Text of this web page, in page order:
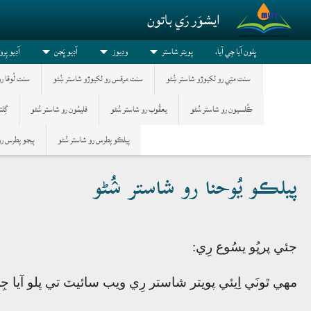
Skip to main content ايشوَر رَي باتون
ڀلون آيا جِي آيا، پویتر شاستر وڊيوز آڊيو ڀَجن آڊيو
سنت متِي رو لکيوڙو شاستر ښُڻو
سنت مرقس رو لکيوڙو شاستر ښُڻو سنت لُوقا
ڪُلسيون رو شاستر ݾُڻو
يعقُوب رو شاستر ݾُڻو فليمُون رو شاستر ݾُڻو
پيلڪو پطرس رو شاستر ݾُڻو
ٻيجو پطرس
پيلڪو يُوحنا رو شاستر ݾُڻو
جئي پرڀُو يسُوع رِي:
مھي ٿونَي اِيئي پويتر شاستر رِي ويب سائيٽ تي ڀلو آيا